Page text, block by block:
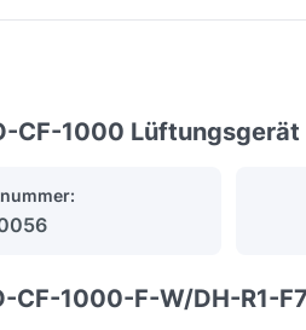
CF-1000
CF-1000-F-W/DH-R1-